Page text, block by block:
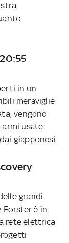
in un
meraviglie
vengono
usate
giapponesi.
grandi
Forster è in
rete elettrica